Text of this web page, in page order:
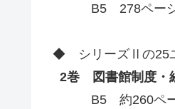
B5 278ページ
◆ シリーズⅡの25ユ
2巻 図書館制度・
B5 約260ページ